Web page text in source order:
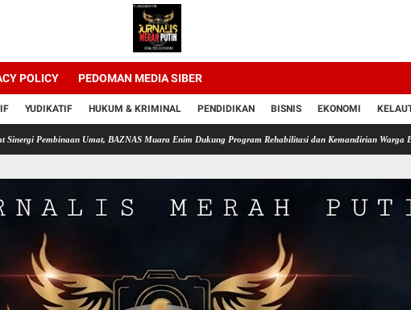
POLICY PEDOMAN MEDIA SIBER
YUDIKATIF HUKUM & KRIMINAL PENDIDIKAN BISNIS EKONOMI
Umat, BAZNAS Muara Enim Dukung Program Rehabilitasi dan Kemandirian Warga Binaan Lapas